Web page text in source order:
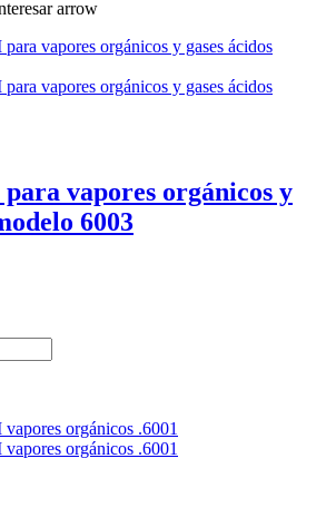
vapores orgánicos y
6003